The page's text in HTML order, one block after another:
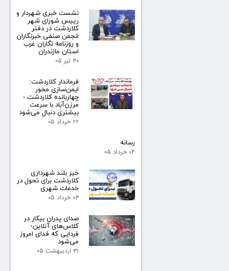
نشست خبری شهردار و
رییس شورای شهر
کلاردشت در دفتر
انجمن صنفی خبرنگاران
و روزنامه نگاران غرب
استان مازندران
۳۰ تیر ۰۵
فرماندار کلاردشت:
ایمن‌سازی محور
چهاربانده کلاردشت -
مرزن‌آباد با سرعت
بیشتری دنبال می‌شود
۲۲ خرداد ۰۵
رسانه
۰۴ خرداد ۰۵
خیز بلند شهرداری
کلاردشت برای تحول در
خدمات شهری
۰۳ خرداد ۰۵
صدای پدران بیکار در
کلاس‌های آنلاین؛
فردایی که فدای امروز
می‌شود
۳۱ اردیبهشت ۰۵